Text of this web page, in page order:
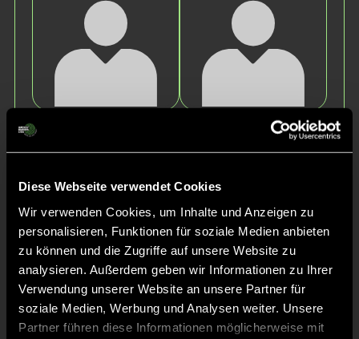
Diese Webseite verwendet Cookies
Wir verwenden Cookies, um Inhalte und Anzeigen zu
personalisieren, Funktionen für soziale Medien anbieten
zu können und die Zugriffe auf unsere Website zu
analysieren. Außerdem geben wir Informationen zu Ihrer
Verwendung unserer Website an unsere Partner für
soziale Medien, Werbung und Analysen weiter. Unsere
Partner führen diese Informationen möglicherweise mit
Cosimo
Coscia
Jonas
Wossidlo
Simon
Hüttner